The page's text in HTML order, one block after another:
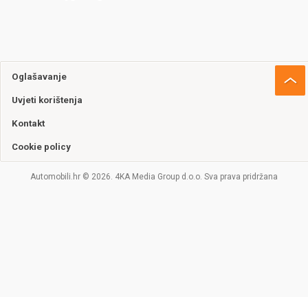
Oglašavanje
Uvjeti korištenja
Kontakt
Cookie policy
Automobili.hr © 2026. 4KA Media Group d.o.o. Sva prava pridržana